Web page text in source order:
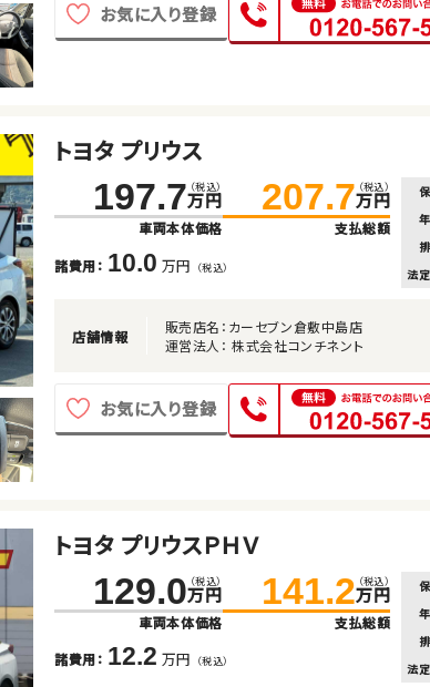
お気に入り登録
トヨタ プリウス
197.7 （税込）
万円
車両本体価格
207.7 （税込）
万円
支払総額
諸費用： 10.0 万円 （税込） 法
店舗情報
販売店名：カーセブン倉敷中島店
運営法人： 株式会社コンチネント
お気に入り登録
トヨタ プリウスＰＨＶ
129.0 （税込）
万円
車両本体価格
141.2 （税込）
万円
支払総額
諸費用： 12.2 万円 （税込） 法